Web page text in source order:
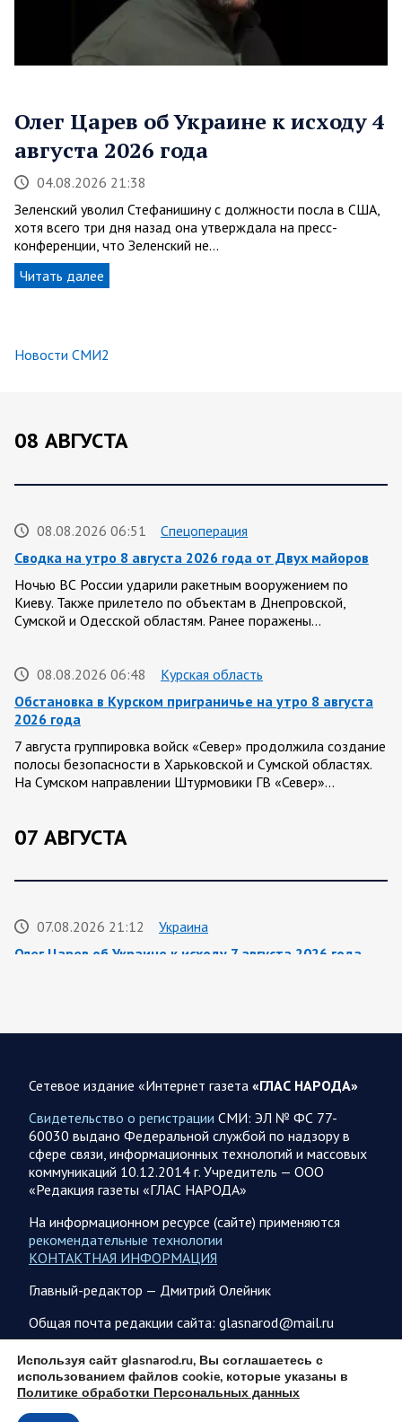
Олег Царев об Украине к исходу 4
августа 2026 года
04.08.2026 21:38
Зеленский уволил Стефанишину с должности посла в США,
хотя всего три дня назад она утверждала на пресс-
конференции, что Зеленский не…
Читать далее
Новости СМИ2
08 АВГУСТА
08.08.2026 06:51
Спецоперация
Сводка на утро 8 августа 2026 года от Двух майоров
Ночью ВС России ударили ракетным вооружением по
Киеву. Также прилетело по объектам в Днепровской,
Сумской и Одесской областям. Ранее поражены…
08.08.2026 06:48
Курская область
Обстановка в Курском приграничье на утро 8 августа
2026 года
7 августа группировка войск «Север» продолжила создание
полосы безопасности в Харьковской и Сумской областях.
На Сумском направлении Штурмовики ГВ «Север»…
07 АВГУСТА
07.08.2026 21:12
Украина
Олег Царев об Украине к исходу 7 августа 2026 года
Фронтовая сводка Олега Царева на вечер 7 августа
На Херсонском фронте наши дронщики бьют по
автомобилям, системам связи и РЭБ в Херсоне и сёлах
правобережья. Враг обстрелял за…
07.08.2026 17:24
Саратовская область
Максим Леонов рассказал о тушении пожара на
территории полигона АО «Ситиматик»
Глава Энгельсского района Максим Леонов сообщает: «На
территории полигона АО «Ситиматик» в непрерывном
режиме продолжаются работы по отсыпке грунтом…
07.08.2026 12:42
Спецоперация
Брифинг Минобороны РФ: новые данные о ходе
Сетевое издание «Интернет газета «ГЛАС НАРОДА»
Свидетельство о регистрации СМИ: ЭЛ № ФС 77-
60030 выдано Федеральной службой по надзору в
сфере связи, информационных технологий и массовых
коммуникаций 10.12.2014 г. Учредитель — ООО
«Редакция газеты «ГЛАС НАРОДА»
На информационном ресурсе (сайте) применяются
рекомендательные технологии
КОНТАКТНАЯ ИНФОРМАЦИЯ
Главный-редактор — Дмитрий Олейник
Общая почта редакции сайта: glasnarod@mail.ru
ПОДПИСКА
Используя сайт glasnarod.ru, Вы соглашаетесь с
использованием файлов cookie, которые указаны в
Политике обработки Персональных данных